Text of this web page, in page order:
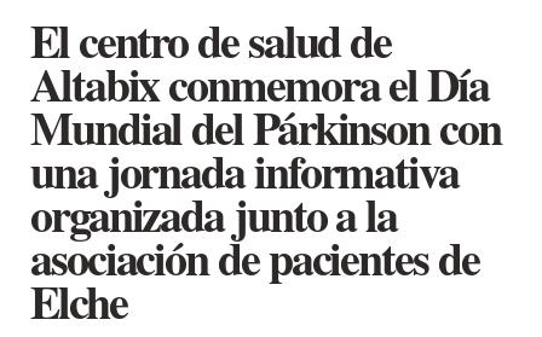
El centro de salud de
Altabix conmemora el Día
Mundial del Párkinson con
una jornada informativa
organizada junto a la
asociación de pacientes de
Elche